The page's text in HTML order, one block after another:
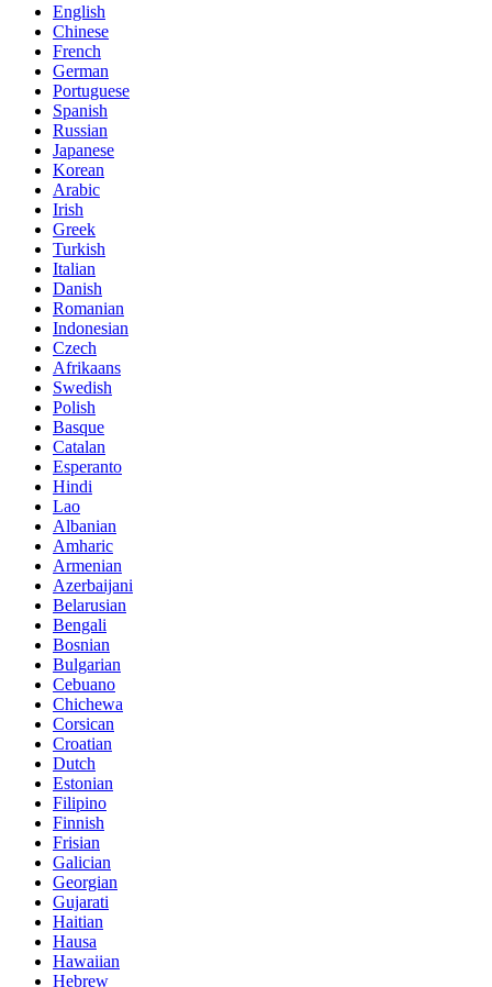
English
Chinese
French
German
Portuguese
Spanish
Russian
Japanese
Korean
Arabic
Irish
Greek
Turkish
Italian
Danish
Romanian
Indonesian
Czech
Afrikaans
Swedish
Polish
Basque
Catalan
Esperanto
Hindi
Lao
Albanian
Amharic
Armenian
Azerbaijani
Belarusian
Bengali
Bosnian
Bulgarian
Cebuano
Chichewa
Corsican
Croatian
Dutch
Estonian
Filipino
Finnish
Frisian
Galician
Georgian
Gujarati
Haitian
Hausa
Hawaiian
Hebrew